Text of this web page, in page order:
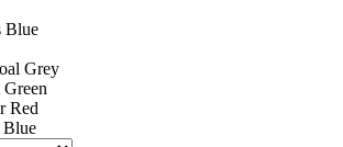
Blue
Grey
Green
Red
Blue